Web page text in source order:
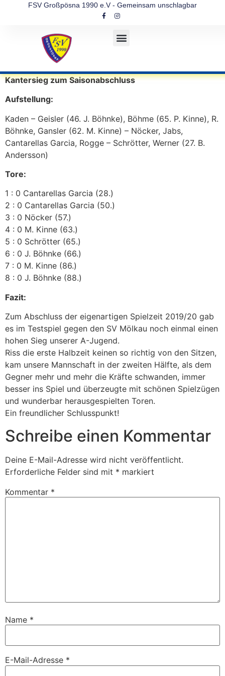
FSV Großpösna 1990 e.V - Gemeinsam unschlagbar
Kantersieg zum Saisonabschluss
Aufstellung:
Kaden – Geisler (46. J. Böhnke), Böhme (65. P. Kinne), R.
Böhnke, Gansler (62. M. Kinne) – Nöcker, Jabs,
Cantarellas Garcia, Rogge – Schrötter, Werner (27. B.
Andersson)
Tore:
1 : 0 Cantarellas Garcia (28.)
2 : 0 Cantarellas Garcia (50.)
3 : 0 Nöcker (57.)
4 : 0 M. Kinne (63.)
5 : 0 Schrötter (65.)
6 : 0 J. Böhnke (66.)
7 : 0 M. Kinne (86.)
8 : 0 J. Böhnke (88.)
Fazit:
Zum Abschluss der eigenartigen Spielzeit 2019/20 gab
es im Testspiel gegen den SV Mölkau noch einmal einen
hohen Sieg unserer A-Jugend.
Riss die erste Halbzeit keinen so richtig von den Sitzen,
kam unsere Mannschaft in der zweiten Hälfte, als dem
Gegner mehr und mehr die Kräfte schwanden, immer
besser ins Spiel und überzeugte mit schönen Spielzügen
und wunderbar herausgespielten Toren.
Ein freundlicher Schlusspunkt!
Schreibe einen Kommentar
Deine E-Mail-Adresse wird nicht veröffentlicht.
Erforderliche Felder sind mit * markiert
Kommentar *
Name *
E-Mail-Adresse *